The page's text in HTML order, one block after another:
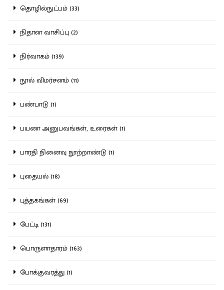
தொழில்நுட்பம் (33)
நிதான வாசிப்பு (2)
நிர்வாகம் (139)
நூல் விமர்சனம் (11)
பண்பாடு (1)
பயண அனுபவங்கள், உரைகள் (1)
பாரதி நினைவு நூற்றாண்டு (1)
புதையல் (18)
புத்தகங்கள் (69)
பேட்டி (131)
பொருளாதாரம் (163)
போக்குவரத்து (1)